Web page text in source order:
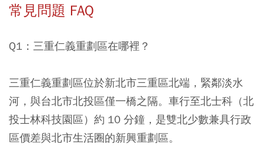
常見問題 FAQ
Q1：三重仁義重劃區在哪裡？
三重仁義重劃區位於新北市三重區北端，緊鄰淡水
河，與台北市北投區僅一橋之隔。車行至北士科（北
投士林科技園區）約 10 分鐘，是雙北少數兼具行政
區價差與北市生活圈的新興重劃區。